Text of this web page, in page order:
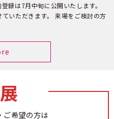
録は7月中旬に公開いたします。
いただきます。 来場をご検討の方
ご希望の方は